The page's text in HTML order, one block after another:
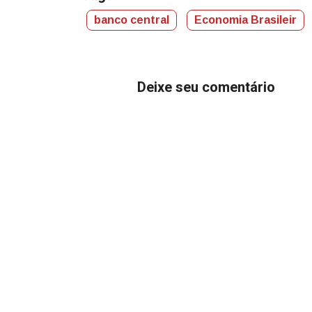
banco central Economia Brasileir
Deixe seu comentário